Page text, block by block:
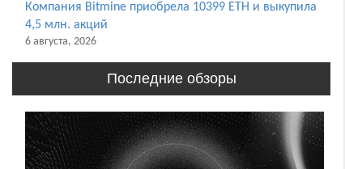
Компания Bitmine приобрела 10399 ETH и выкупила
4,5 млн. акций
6 августа, 2026
Последние обзоры